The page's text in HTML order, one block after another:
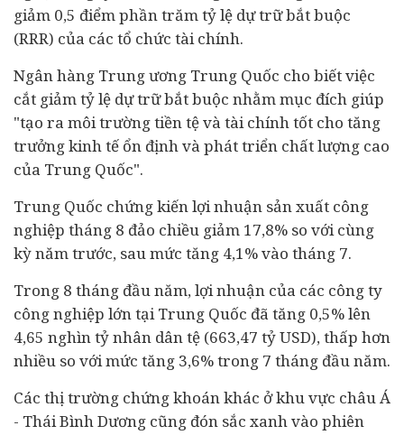
giảm 0,5 điểm phần trăm tỷ lệ dự trữ bắt buộc
(RRR) của các tổ chức tài chính.
Ngân hàng Trung ương Trung Quốc cho biết việc
cắt giảm tỷ lệ dự trữ bắt buộc nhằm mục đích giúp
"tạo ra môi trường tiền tệ và tài chính tốt cho tăng
trưởngkinh tế ổn định và phát triển chất lượng cao
của Trung Quốc".
Trung Quốc chứng kiến lợi nhuận sản xuất công
nghiệp tháng 8 đảo chiều giảm 17,8% so với cùng
kỳ năm trước, sau mức tăng 4,1% vào tháng 7.
Trong 8 tháng đầu năm, lợi nhuận của các công ty
công nghiệp lớn tại Trung Quốc đã tăng 0,5% lên
4,65 nghìn tỷ nhân dân tệ (663,47 tỷ USD), thấp hơn
nhiều so với mức tăng 3,6% trong 7 tháng đầu năm.
Các thị trường chứng khoán khác ở khu vực châu Á
- Thái Bình Dương cũng đón sắc xanh vào phiên